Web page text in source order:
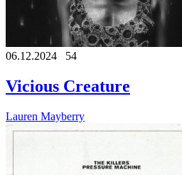
06.12.2024
54
Vicious Creature
Lauren Mayberry